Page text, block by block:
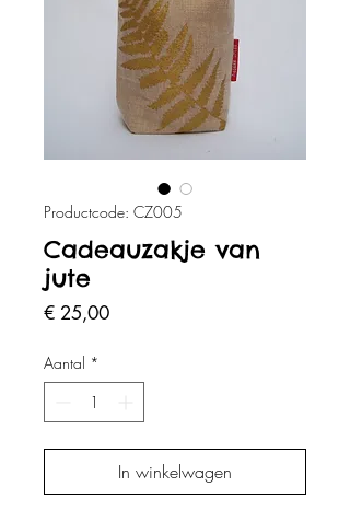
Productcode: CZ005
Cadeauzakje van
jute
€ 25,00Prijs
Aantal *
In winkelwagen